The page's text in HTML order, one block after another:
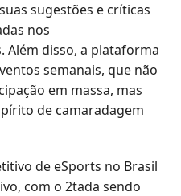
sugestões e críticas
nos
disso, a plataforma
semanais, que não
em massa, mas
de camaradagem
de eSports no Brasil
com o 2tada sendo